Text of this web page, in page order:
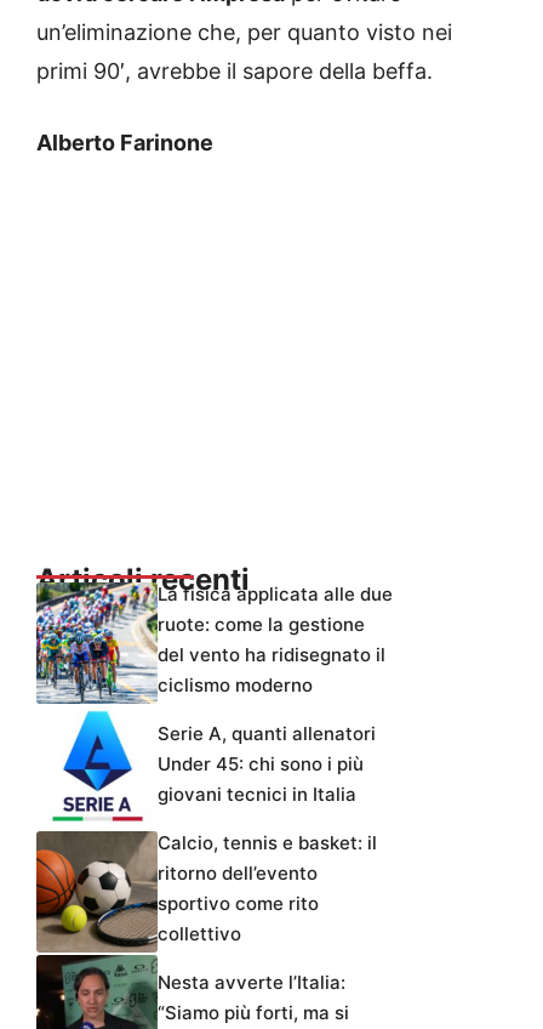
un’eliminazione che, per quanto visto nei
primi 90′, avrebbe il sapore della beffa.
Alberto Farinone
Articoli recentiLa fisica applicata alle due
ruote: come la gestione
del vento ha ridisegnato il
ciclismo moderno
Serie A, quanti allenatori
Under 45: chi sono i più
giovani tecnici in Italia
Calcio, tennis e basket: il
ritorno dell’evento
sportivo come rito
collettivo
Nesta avverte l’Italia:
“Siamo più forti, ma si